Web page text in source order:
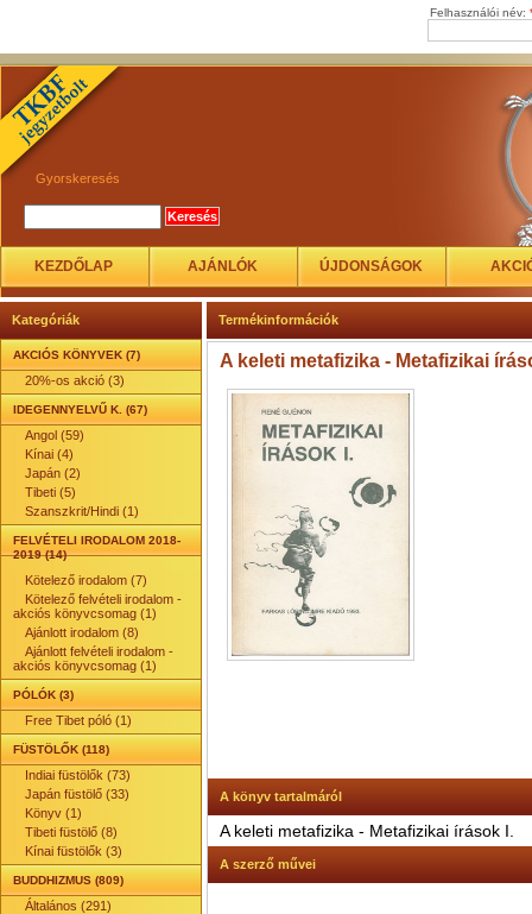
Felhasználói név:
Gyorskeresés
KEZDŐLAP AJÁNLÓK ÚJDONSÁGOK
Kategóriák
AKCIÓS KÖNYVEK (7)
20%-os akció (3)
IDEGENNYELVŰ K. (67)
Angol (59)
Kínai (4)
Japán (2)
Tibeti (5)
Szanszkrit/Hindi (1)
FELVÉTELI IRODALOM 2018-
2019 (14)
Kötelező irodalom (7)
Kötelező felvételi irodalom -
akciós könyvcsomag (1)
Ajánlott irodalom (8)
Ajánlott felvételi irodalom -
akciós könyvcsomag (1)
PÓLÓK (3)
Free Tibet póló (1)
FÜSTÖLŐK (118)
Indiai füstölők (73)
Japán füstölő (33)
Könyv (1)
Tibeti füstölő (8)
Kínai füstölők (3)
BUDDHIZMUS (809)
Általános (291)
Termékinformációk
A keleti metafizika - Metafizikai
A könyv tartalmáról
A keleti metafizika - Metafizikai írások I.
A szerző művei